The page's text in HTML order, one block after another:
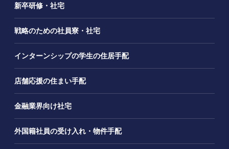
新卒研修・社宅
戦略のための社員寮・社宅
インターンシップの学生の住居手配
店舗応援の住まい手配
金融業界向け社宅
外国籍社員の受け入れ・物件手配